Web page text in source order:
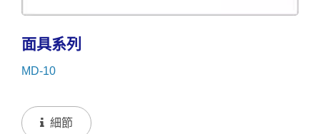
面具系列
MD-10
細節